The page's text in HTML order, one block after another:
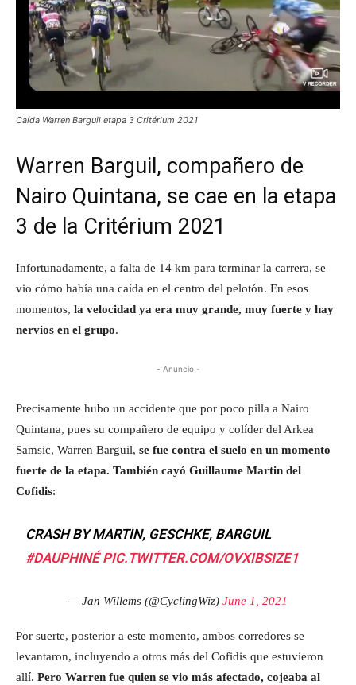
Caída Warren Barguil etapa 3 Critérium 2021
Warren Barguil, compañero de
Nairo Quintana, se cae en la etapa
3 de la Critérium 2021
Infortunadamente, a falta de 14 km para terminar la carrera, se
vio cómo había una caída en el centro del pelotón. En esos
momentos, la velocidad ya era muy grande, muy fuerte y hay
nervios en el grupo.
- Anuncio -
Precisamente hubo un accidente que por poco pilla a Nairo
Quintana, pues su compañero de equipo y colíder del Arkea
Samsic, Warren Barguil, se fue contra el suelo en un momento
fuerte de la etapa. También cayó Guillaume Martin del
Cofidis:
CRASH BY MARTIN, GESCHKE, BARGUIL
#DAUPHINÉ PIC.TWITTER.COM/OVXIBSIZE1
— Jan Willems (@CyclingWiz) June 1, 2021
Por suerte, posterior a este momento, ambos corredores se
levantaron, incluyendo a otros más del Cofidis que estuvieron
allí. Pero Warren fue quien se vio más afectado, cojeaba al